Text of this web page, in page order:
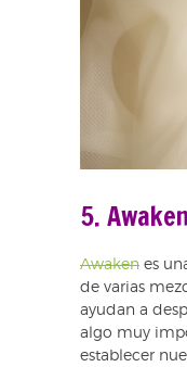
5. Awaken
Awaken es
de varias
ayudan a
algo muy
establecer